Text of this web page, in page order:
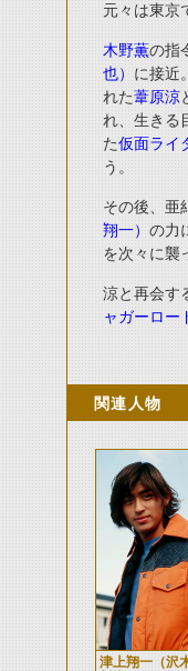
元々は東京
木野薫の指
也） に接近
れた葦原涼
れ、生きる
た仮面ライ
う。
その後、亜
翔一） の力
を次々に襲
涼と再会す
ャガーロー
関連人物
津上翔一（沢